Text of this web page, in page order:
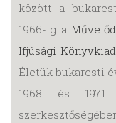
között a
1966-ig a
Ifjúsági
Életük bukaresti
1968 és